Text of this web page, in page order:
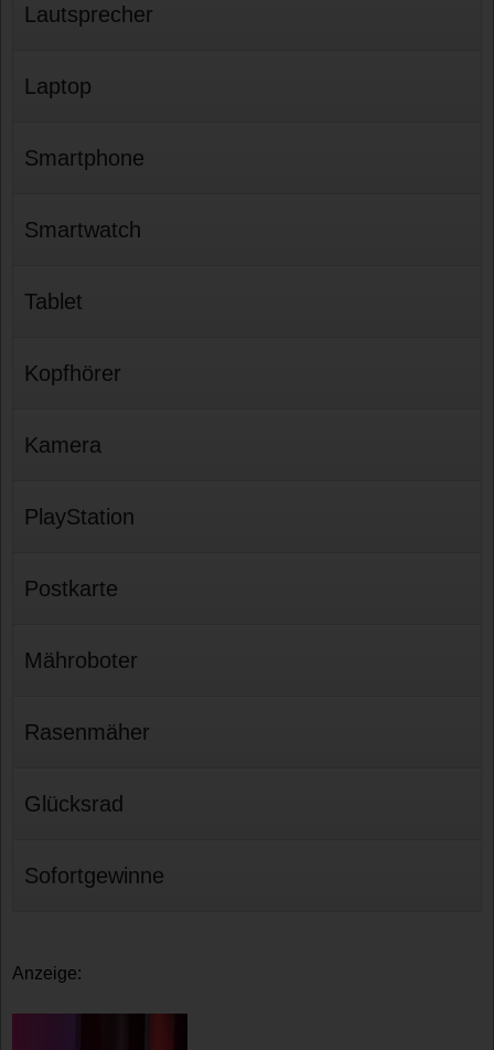
Lautsprecher
Laptop
Smartphone
Smartwatch
Tablet
Kopfhörer
Kamera
PlayStation
Postkarte
Mähroboter
Rasenmäher
Glücksrad
Sofortgewinne
Anzeige: